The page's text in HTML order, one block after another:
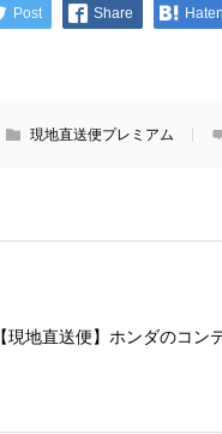
Post Share
現地直送便プレミアム
【現地直送便】ホンダのコン